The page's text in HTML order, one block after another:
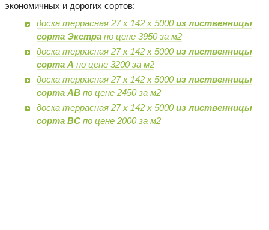
экономичных и дорогих сортов:
доска террасная 27 х 142 х 5000из лиственницы
сорта Экстрапо цене 3950 за м2
доска террасная 27 х 142 х 5000из лиственницы
сорта А по цене 3200 за м2
доска террасная 27 х 142 х 5000из лиственницы
сорта ABпо цене 2450 за м2
доска террасная 27 х 142 х 5000из лиственницы
сорта BCпо цене 2000 за м2